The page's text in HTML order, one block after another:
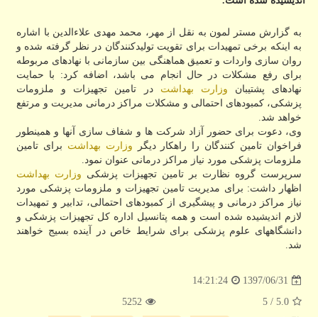
به گزارش مستر لمون به نقل از مهر، محمد مهدی علاءالدین با اشاره
به اینكه برخی تمهیدات برای تقویت تولیدكنندگان در نظر گرفته شده و
روان سازی واردات و تعمیق هماهنگی بین سازمانی با نهادهای مربوطه
برای رفع مشكلات در حال انجام می باشد، اضافه كرد: با حمایت
نهادهای پشتیبان وزارت بهداشت در تامین تجهیزات و ملزومات
پزشكی، كمبودهای احتمالی و مشكلات مراكز درمانی مدیریت و مرتفع
خواهد شد.
وی، دعوت برای حضور آزاد شركت ها و شفاف سازی آنها و همینطور
فراخوان تامین كنندگان را راهكار دیگر وزارت بهداشت برای تامین
ملزومات پزشكی مورد نیاز مراكز درمانی عنوان نمود.
سرپرست گروه نظارت بر تامین تجهیزات پزشكی وزارت بهداشت
اظهار داشت: برای مدیریت تامین تجهیزات و ملزومات پزشكی مورد
نیاز مراكز درمانی و پیشگیری از كمبودهای احتمالی، تدابیر و تمهیدات
لازم اندیشیده شده است و همه پتانسیل اداره كل تجهیزات پزشكی و
دانشگاههای علوم پزشكی برای شرایط خاص در آینده بسیج خواهند
شد.
1397/06/31
14:21:24
5.0
/ 5
5252